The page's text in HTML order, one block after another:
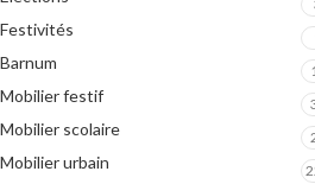
Festivités
Barnum
Mobilier festif
Mobilier scolaire
Mobilier urbain